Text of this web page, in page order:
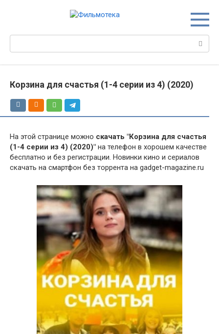
Корзина для счастья (1-4 серии из 4) (2020)
На этой странице можно скачать "Корзина для счастья
(1-4 серии из 4) (2020)" на телефон в хорошем качестве
бесплатно и без регистрации. Новинки кино и сериалов
скачать на смартфон без торрента на gadget-magazine.ru